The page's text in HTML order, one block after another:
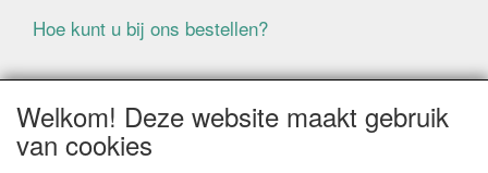
Hoe kunt u bij ons bestellen?
Voorwaarden
Welkom! Deze website maakt gebruik
van cookies